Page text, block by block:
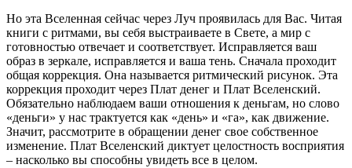
Но эта Вселенная сейчас через Луч проявилась для Вас. Читая
книги с ритмами, вы себя выстраиваете в Свете, а мир с
готовностью отвечает и соответствует. Исправляется ваш
образ в зеркале, исправляется и ваша тень. Сначала проходит
общая коррекция. Она называется ритмический рисунок. Эта
коррекция проходит через Плат денег и Плат Вселенский.
Обязательно наблюдаем ваши отношения к деньгам, но слово
«деньги» у нас трактуется как «день» и «га», как движение.
Значит, рассмотрите в обращении денег свое собственное
изменение. Плат Вселенский диктует целостность восприятия
– насколько вы способны увидеть все в целом.